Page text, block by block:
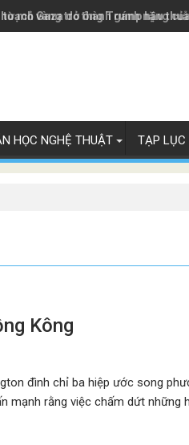
mỏ vàng trở thành gánh nặng
Gaza do ông Trump hậu
HỌC NGHỆ THUẬT TẠP LỤC
Kông
đình chỉ ba hiệp ước song
mạnh rằng việc chấm dứt những